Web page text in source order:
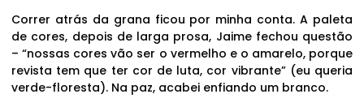
Correr atrás da grana ficou por minha conta. A paleta
de cores, depois de larga prosa, Jaime fechou questão
– “nossas cores vão ser o vermelho e o amarelo, porque
revista tem que ter cor de luta, cor vibrante” (eu queria
verde-floresta). Na paz, acabei enfiando um branco.